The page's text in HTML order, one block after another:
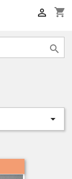
shopping_cart


